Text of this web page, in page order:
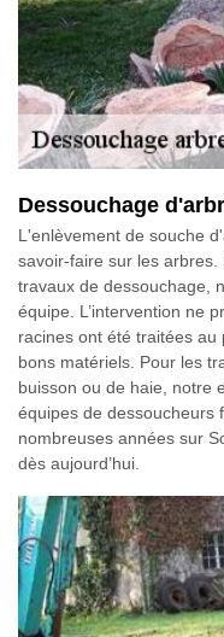
Dessouchage
L'enlèvement de souche
savoir-faire sur les
travaux de dessouchage,
équipe. L’intervention ne
racines ont été traitées
bons matériels. Pour les
buisson ou de haie, notre
équipes de dessoucheurs
nombreuses années sur
dès aujourd’hui.